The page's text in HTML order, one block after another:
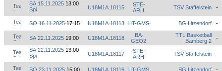
SA 15.11.2025 13:00
U18M1A. 18115
STE-
ARH
TSV Staffelstein -
SO 16.11.202517:15 U18M1A.18113 LIT-GMS BG Litzendorf -
SA 22.11.2025 19:00 U18M1A. 18118
BA-
GEO2
TTL Basketball
Bamberg 2
-
SA 22.11.2025 13:00
U18M1A. 18117
STE-
ARH
TSV Staffelstein -
SO 23.11.2025 15:00 U18M1A. 18116 LIT-GMS BG Litzendorf -